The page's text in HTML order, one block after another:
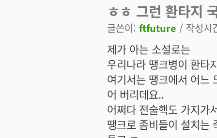
ㅎㅎ 그런 환타지
글쓴이: ftfuture / 작성시
제가 아는 소설로는
우리나라 땡크병이 환타
여기서는 땡크에서 어느
어 버리데요..
어쩌다 전술핵도 가지가
땡크로 좀비들이 설치는